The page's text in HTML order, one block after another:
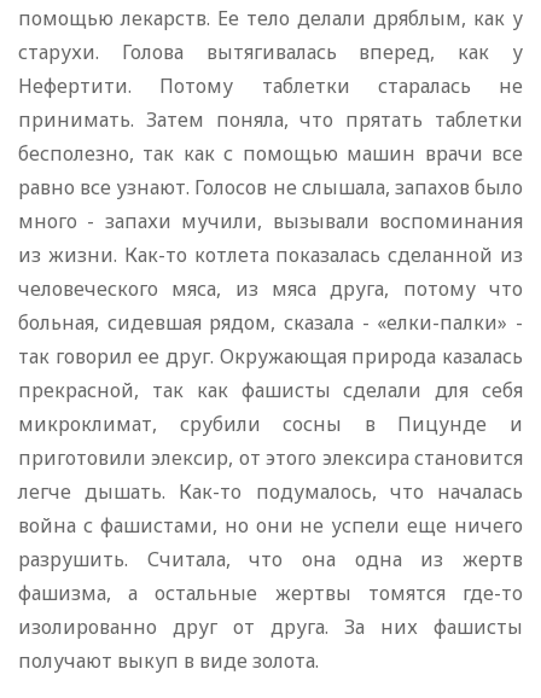
помощью лекарств. Ее тело делали дряблым, как у
старухи. Голова вытягивалась вперед, как у
Нефертити. Потому таблетки старалась не
принимать. Затем поняла, что прятать таблетки
бесполезно, так как с помощью машин врачи все
равно все узнают. Голосов не слышала, запахов было
много - запахи мучили, вызывали воспоминания
из жизни. Как-то котлета показалась сделанной из
человеческого мяса, из мяса друга, потому что
больная, сидевшая рядом, сказала - «елки-палки» -
так говорил ее друг. Окружающая природа казалась
прекрасной, так как фашисты сделали для себя
микроклимат, срубили сосны в Пицунде и
приготовили элексир, от этого элексира становится
легче дышать. Как-то подумалось, что началась
война с фашистами, но они не успели еще ничего
разрушить. Считала, что она одна из жертв
фашизма, а остальные жертвы томятся где-то
изолированно друг от друга. За них фашисты
получают выкуп в виде золота.